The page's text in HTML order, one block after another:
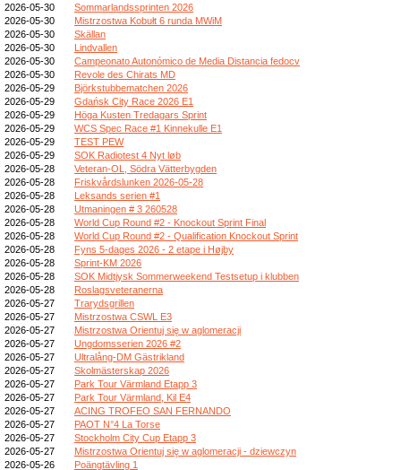
2026-05-30
Sommarlandssprinten 2026
2026-05-30
Mistrzostwa Kobułt 6 runda MWiM
2026-05-30
Skällan
2026-05-30
Lindvallen
2026-05-30
Campeonato Autonómico de Media Distancia fedocv
2026-05-30
Revole des Chirats MD
2026-05-29
Björkstubbematchen 2026
2026-05-29
Gdańsk City Race 2026 E1
2026-05-29
Höga Kusten Tredagars Sprint
2026-05-29
WCS Spec Race #1 Kinnekulle E1
2026-05-29
TEST PEW
2026-05-29
SOK Radiotest 4 Nyt løb
2026-05-28
Veteran-OL, Södra Vätterbygden
2026-05-28
Friskvårdslunken 2026-05-28
2026-05-28
Leksands serien #1
2026-05-28
Utmaningen # 3 260528
2026-05-28
World Cup Round #2 - Knockout Sprint Final
2026-05-28
World Cup Round #2 - Qualification Knockout Sprint
2026-05-28
Fyns 5-dages 2026 - 2 etape i Højby
2026-05-28
Sprint-KM 2026
2026-05-28
SOK Midtjysk Sommerweekend Testsetup i klubben
2026-05-28
Roslagsveteranerna
2026-05-27
Trarydsgrillen
2026-05-27
Mistrzostwa CSWL E3
2026-05-27
Mistrzostwa Orientuj się w aglomeracji
2026-05-27
Ungdomsserien 2026 #2
2026-05-27
Ultralång-DM Gästrikland
2026-05-27
Skolmästerskap 2026
2026-05-27
Park Tour Värmland Etapp 3
2026-05-27
Park Tour Värmland, Kil E4
2026-05-27
ACING TROFEO SAN FERNANDO
2026-05-27
PAOT N°4 La Torse
2026-05-27
Stockholm City Cup Etapp 3
2026-05-27
Mistrzostwa Orientuj się w aglomeracji - dziewczyn
2026-05-26
Poängtävling 1